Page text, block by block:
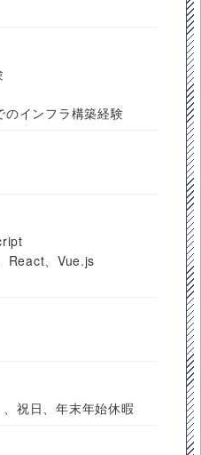
のインフラ構築経験
React、Vue.js
祝日、年末年始休暇